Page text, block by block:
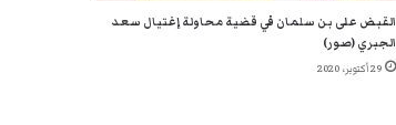
القبض على بن سلمان في قضية محاولة إغتيال سعد
الجبري (صور)
29 أكتوبر، 2020